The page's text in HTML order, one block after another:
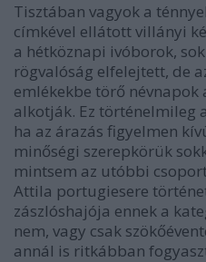
Tisztában vagyok a
címkével ellátott villányi
a hétköznapi ivóborok,
rögvalóság elfelejtett, de
emlékekbe törő
alkotják. Ez történelmileg
ha az árazás figyelmen
minőségi szerepkörük
mintsem az utóbbi
Attila portugiesere
zászlóshajója ennek a
nem, vagy csak
annál is ritkábban